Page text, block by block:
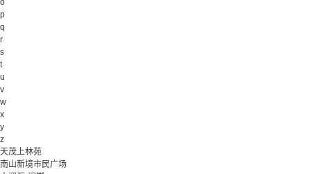
o
p
q
r
s
t
u
v
w
x
y
z
天茂上林苑
南山新境市民广场